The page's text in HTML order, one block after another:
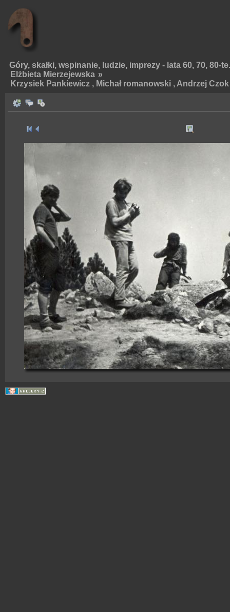
Góry, skałki, wspinanie, ludzie, imprezy - lata 60, 70, 80-te.
Elżbieta Mierzejewska »
Krzysiek Pankiewicz , Michał romanowski , Andrzej